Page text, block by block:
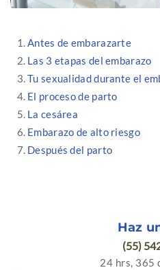
Antes de embarazarte
Las 3 etapas del embarazo
Tu sexualidad durante el
El proceso de parto
La cesárea
Embarazo de alto riesgo
Después del parto
Haz
(55)
24 hrs, 365